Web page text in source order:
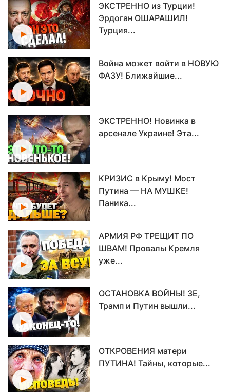
ЭКСТРЕННО из Турции!
Эрдоган ОШАРАШИЛ!
Турция...
Война может войти в НОВУЮ
ФАЗУ! Ближайшие...
ЭКСТРЕННО! Новинка в
арсенале Украине! Эта...
КРИЗИС в Крыму! Мост
Путина — НА МУШКЕ!
Паника...
АРМИЯ РФ ТРЕЩИТ ПО
ШВАМ! Провалы Кремля
уже...
ОСТАНОВКА ВОЙНЫ! ЗЕ,
Трамп и Путин вышли...
ОТКРОВЕНИЯ матери
ПУТИНА! Тайны, которые...